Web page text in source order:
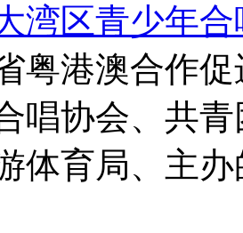
湾区青少年
粤港澳合作
唱协会、共
体育局、主